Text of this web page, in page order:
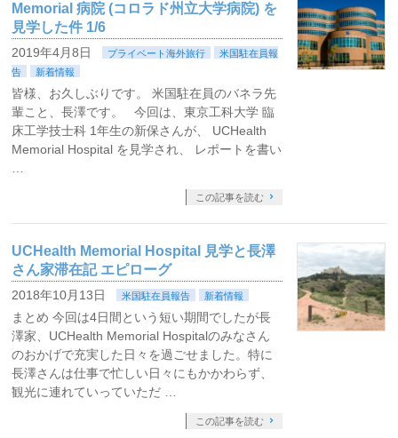
Memorial 病院 (コロラド州立大学病院) を
見学した件 1/6
2019年4月8日 プライベート海外旅行
米国駐在員報
告
新着情報
皆様、お久しぶりです。 米国駐在員のバネラ先
輩こと、長澤です。 今回は、東京工科大学 臨
床工学技士科 1年生の新保さんが、 UCHealth
Memorial Hospital を見学され、 レポートを書い
この記事を読む
UCHealth Memorial Hospital 見学と長澤
さん家滞在記 エピローグ
2018年10月13日 米国駐在員報告 新着情報
まとめ 今回は4日間という短い期間でしたが長
澤家、UCHealth Memorial Hospitalのみなさん
のおかげで充実した日々を過ごせました。特に
長澤さんは仕事で忙しい日々にもかかわらず、
観光に連れていっていただ …
この記事を読む